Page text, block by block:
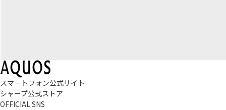
スマートフォン公式サイト
シャープ公式ストア
OFFICIAL SNS